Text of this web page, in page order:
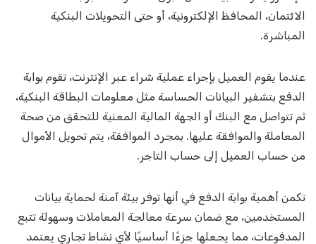
الائتمان، المحافظ الإلكترونية، أو حتى التحويلات البنكية
المباشرة.
عندما يقوم العميل بإجراء عملية شراء عبر الإنترنت، تقوم بوابة
الدفع بتشفير البيانات الحساسة مثل معلومات البطاقة البنكية،
ثم تتواصل مع البنك أو الجهة المالية المعنية للتحقق من صحة
المعاملة والموافقة عليها. بمجرد الموافقة، يتم تحويل الأموال
من حساب العميل إلى حساب التاجر.
تكمن أهمية بوابة الدفع في أنها توفر بيئة آمنة لحماية بيانات
المستخدمين، مع ضمان سرعة معالجة المعاملات وسهولة تتبع
المدفوعات، مما يجعلها جزءًا أساسيًا لأي نشاط تجاري يعتمد